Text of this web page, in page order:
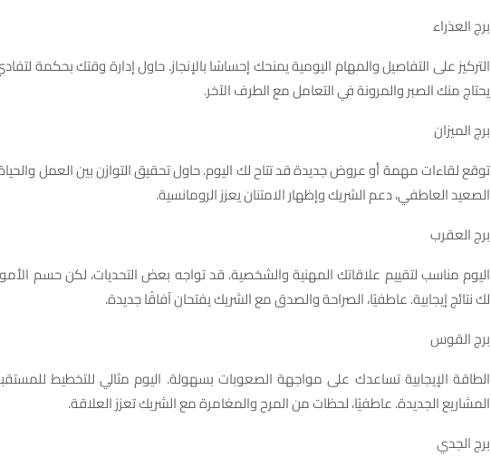
برج العذراء
التركيز على التفاصيل والمهام اليومية يمنحك إحساسًا بالإنجاز. حاول إدارة وقتك بحكمة
يحتاج منك الصبر والمرونة في التعامل مع الطرف الآخر.
برج الميزان
توقع لقاءات مهمة أو عروض جديدة قد تتاح لك اليوم. حاول تحقيق التوازن بين العمل
الصعيد العاطفي، دعم الشريك وإظهار الامتنان يعزز الرومانسية.
برج العقرب
اليوم مناسب لتقييم علاقاتك المهنية والشخصية. قد تواجه بعض التحديات، لكن حسم
لك نتائج إيجابية. عاطفيًا، الصراحة والصدق مع الشريك يفتحان آفاقًا جديدة.
برج القوس
الطاقة الإيجابية تساعدك على مواجهة الصعوبات بسهولة. اليوم مثالي للتخطيط
المشاريع الجديدة. عاطفيًا، لحظات من المرح والمغامرة مع الشريك تعزز العلاقة.
برج الجدي